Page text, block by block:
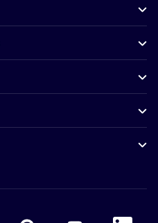
Accor Youtube
Accor